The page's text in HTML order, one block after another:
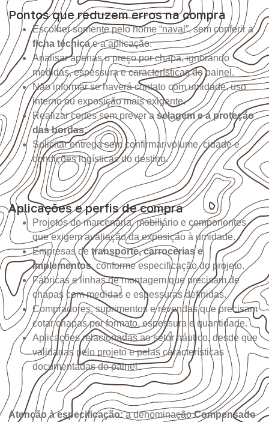
Pontos que reduzem erros na compra
Escolher somente pelo nome “naval”, sem conferir a
ficha técnicae a aplicação.
Analisar apenas o preço por chapa, ignorando
medidas, espessura e características do painel.
Não informar se haverá contato com umidade, uso
interno ou exposição mais exigente.
Realizar cortes sem prever a selagem e a proteção
das bordas.
Solicitar entrega sem confirmar volume, cidade e
condições logísticas do destino.
Aplicações e perfis de compra
Projetos de marcenaria, mobiliário e componentes
que exigem avaliação da exposição à umidade.
Empresas de transporte, carrocerias e
implementos, conforme especificação do projeto.
Fábricas e linhas de montagem que precisam de
chapas com medidas e espessuras definidas.
Compradores, suprimentos e revendas que precisam
cotar chapas por formato, espessura e quantidade.
Aplicações relacionadas ao setor náutico, desde que
validadas pelo projeto e pelas características
documentadas do painel.
Atenção à especificação:a denominaçãoCompensado